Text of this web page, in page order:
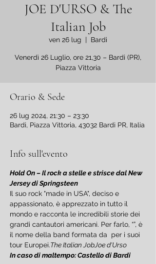
JOE D'URSO & The
Italian Job
ven 26 lug
  |
Bardi
Venerdì 26 Luglio, ore 21,30 – Bardi (PR),
Orario & Sede
26 lug 2024, 21:30 – 23:30
Bardi, Piazza Vittoria, 43032 Bardi PR, Italia
Info sull'evento
Hold On – Il rock a stelle e strisce dal New
Jersey di Springsteen
Il suo rock "made in USA", deciso e
appassionato, è apprezzato in tutto il
mondo e racconta le incredibili storie dei
grandi cantautori americani. Per farlo, “”, è
il nome della band formata da
per i suoi
tour Europei.The Italian JobJoe d'Urso
In caso di maltempo: Castello di Bardi